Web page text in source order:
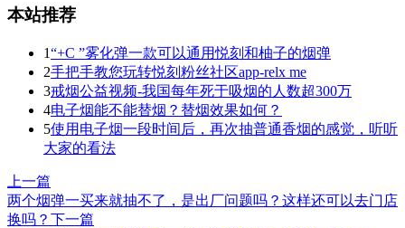
本站推荐
1“+C ”雾化弹一款可以通用悦刻和柚子的烟弹
2手把手教您玩转悦刻粉丝社区app-relx me
3戒烟公益视频-我国每年死于吸烟的人数超300万
4电子烟能不能替烟？替烟效果如何？
5使用电子烟一段时间后，再次抽普通香烟的感觉，听听
大家的看法
上一篇
两个烟弹一买来就抽不了，是出厂问题吗？这样还可以去门店
换吗？ 下一篇